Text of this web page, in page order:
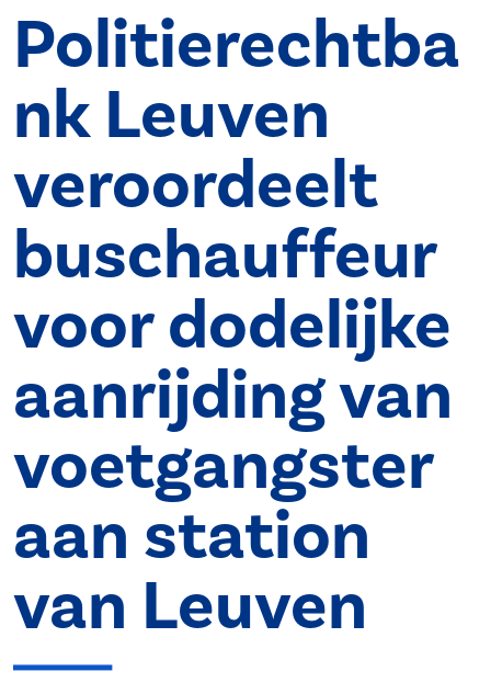
Politierechtba
nk Leuven
veroordeelt
buschauffeur
voor dodelijke
aanrijding van
voetgangster
aan station
van Leuven